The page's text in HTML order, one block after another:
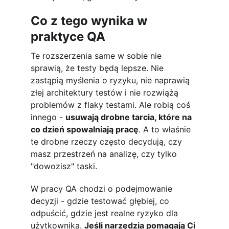
Co z tego wynika w
praktyce QA
Te rozszerzenia same w sobie nie
sprawią, że testy będą lepsze. Nie
zastąpią myślenia o ryzyku, nie naprawią
złej architektury testów i nie rozwiążą
problemów z flaky testami. Ale robią coś
innego - usuwają drobne tarcia, które na
co dzień spowalniają pracę. A to właśnie
te drobne rzeczy często decydują, czy
masz przestrzeń na analizę, czy tylko
"dowozisz" taski.
W pracy QA chodzi o podejmowanie
decyzji - gdzie testować głębiej, co
odpuścić, gdzie jest realne ryzyko dla
użytkownika. Jeśli narzędzia pomagają Ci